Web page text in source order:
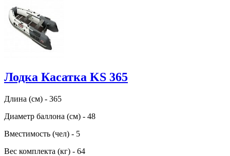
Лодка Касатка KS 365
Длина (см) - 365
Диаметр баллона (см) - 48
Вместимость (чел) - 5
Вес комплекта (кг) - 64